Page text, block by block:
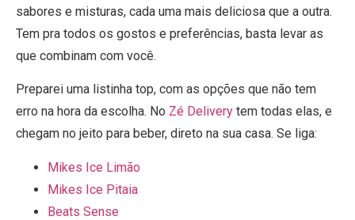
sabores e misturas, cada uma mais deliciosa que a outra.
Tem pra todos os gostos e preferências, basta levar as
que combinam com você.
Preparei uma listinha top, com as opções que não tem
erro na hora da escolha. No Zé Delivery tem todas elas, e
chegam no jeito para beber, direto na sua casa. Se liga:
Mikes Ice Limão
Mikes Ice Pitaia
Beats Sense